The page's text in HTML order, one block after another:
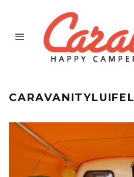
CARAVANITYLUIFEL